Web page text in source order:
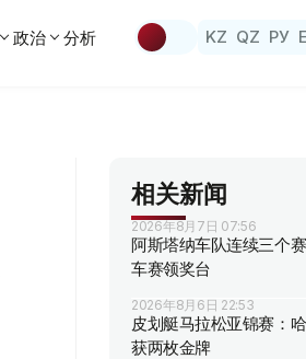
政治 分析 KZ QZ РУ
相关新闻
2026年8月7日 07:56
阿斯塔纳车队连续三个
车赛领奖台
2026年8月6日 22:53
皮划艇马拉松亚锦赛：
获两枚金牌